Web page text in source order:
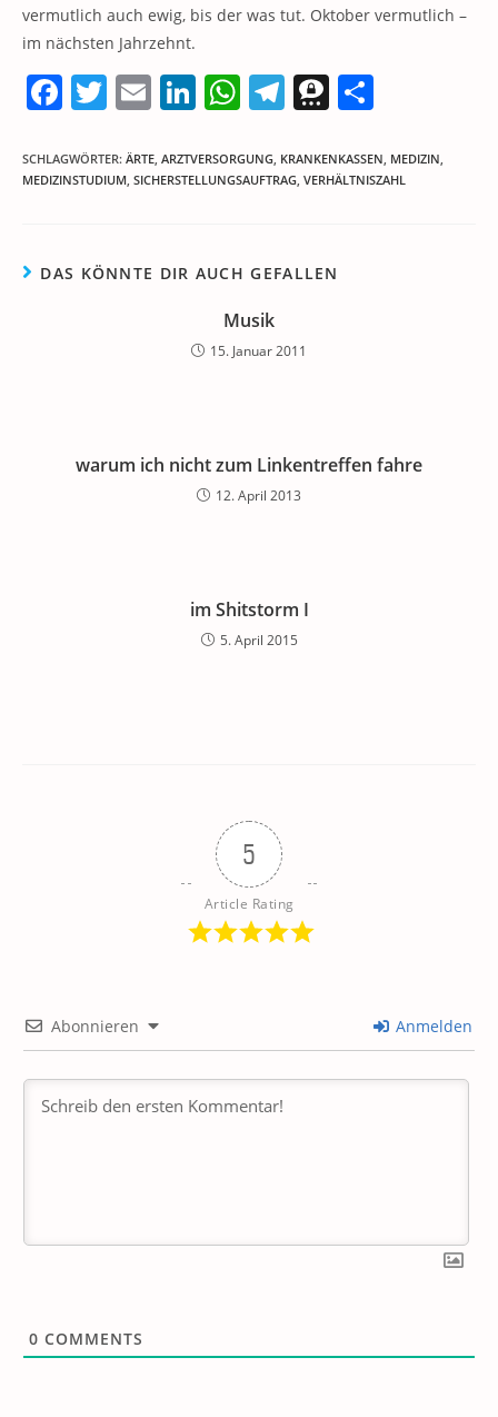
vermutlich auch ewig, bis der was tut. Oktober vermutlich –
im nächsten Jahrzehnt.
F
c
e
o
T
itt
er
E
ai
l
Li
k
e
n
W
at
s
p
p
T
e
gr
m
T
re
e
a
le
n
SCHLAGWÖRTER: ÄRTE, ARZTVERSORGUNG, KRANKENKASSEN, MEDIZIN,
MEDIZINSTUDIUM, SICHERSTELLUNGSAUFTRAG, VERHÄLTNISZAHL
DAS KÖNNTE DIR AUCH GEFALLEN
Musik
15. Januar 2011
warum ich nicht zum Linkentreffen fahre
12. April 2013
im Shitstorm I
5. April 2015
5
Article Rating
Abonnieren Anmelden
0 COMMENTS